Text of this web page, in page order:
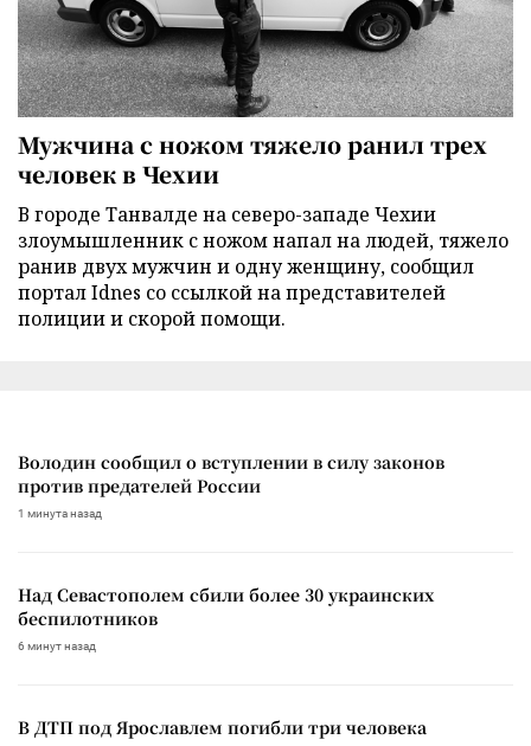
Мужчина с ножом тяжело ранил трех
человек в Чехии
В городе Танвалде на северо-западе Чехии
злоумышленник с ножом напал на людей, тяжело
ранив двух мужчин и одну женщину, сообщил
портал Idnes со ссылкой на представителей
полиции и скорой помощи.
Володин сообщил о вступлении в силу законов
против предателей России
1 минута назад
Над Севастополем сбили более 30 украинских
беспилотников
6 минут назад
В ДТП под Ярославлем погибли три человека